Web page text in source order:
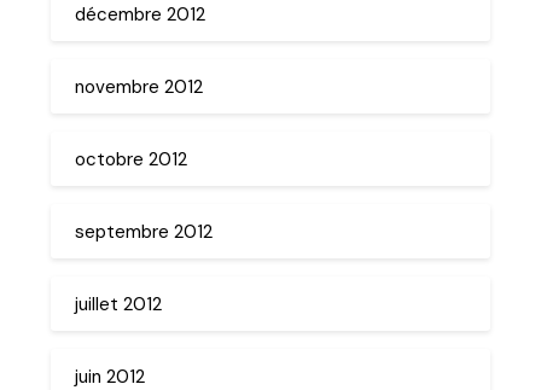
décembre 2012
novembre 2012
octobre 2012
septembre 2012
juillet 2012
juin 2012